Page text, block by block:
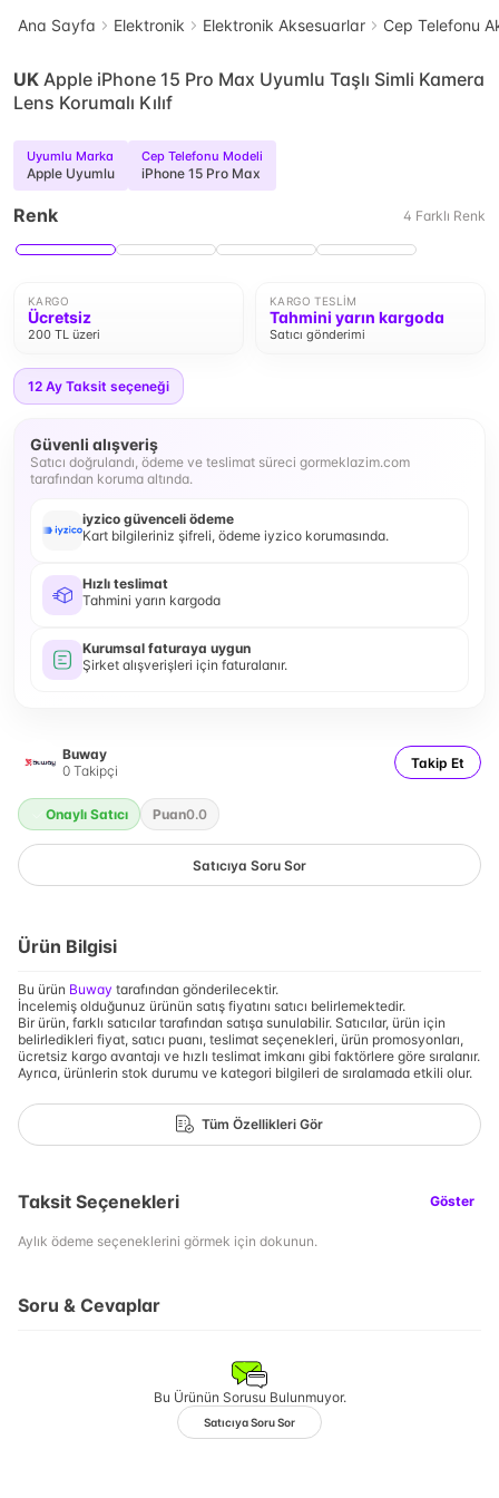
Ana Sayfa Elektronik Elektronik Aksesuarlar Cep Telefonu
UK Apple iPhone 15 Pro Max Uyumlu Taşlı Simli Kamera
Lens Korumalı Kılıf
Uyumlu Marka
Apple Uyumlu
Cep Telefonu Modeli
iPhone 15 Pro Max
Renk 4 Farklı Renk
KARGO
Ücretsiz
200 TL üzeri
KARGO TESLIM
Tahmini yarın kargoda
Satıcı gönderimi
12 Ay Taksit seçeneği
Güvenli alışveriş
Satıcı doğrulandı, ödeme ve teslimat süreci gormeklazim.com
tarafından koruma altında.
iyzico güvenceli ödeme
Kart bilgileriniz şifreli, ödeme iyzico korumasında.
Hızlı teslimat
Tahmini yarın kargoda
Kurumsal faturaya uygun
Şirket alışverişleri için faturalanır.
Buway
0 Takipçi Takip Et
Onaylı Satıcı Puan0.0
Satıcıya Soru Sor
Ürün Bilgisi
Bu ürün Buway tarafından gönderilecektir.
İncelemiş olduğunuz ürünün satış fiyatını satıcı belirlemektedir.
Bir ürün, farklı satıcılar tarafından satışa sunulabilir. Satıcılar, ürün için
belirledikleri fiyat, satıcı puanı, teslimat seçenekleri, ürün promosyonları,
ücretsiz kargo avantajı ve hızlı teslimat imkanı gibi faktörlere göre sıralanır.
Ayrıca, ürünlerin stok durumu ve kategori bilgileri de sıralamada etkili olur.
Tüm Özellikleri Gör
Taksit Seçenekleri Göster
Aylık ödeme seçeneklerini görmek için dokunun.
Soru & Cevaplar
Bu Ürünün Sorusu Bulunmuyor.
Satıcıya Soru Sor